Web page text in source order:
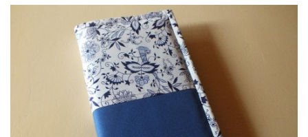
MOJE POSLEDNÍ PRÁCE